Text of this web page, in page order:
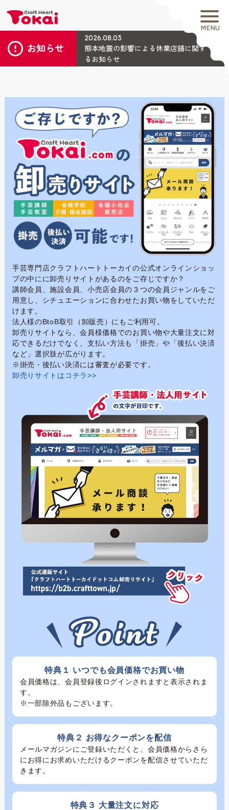
MENU
お知らせ
2026.08.03
熊本地震の影響による休業店舗に関す
るお知らせ
手芸専門店クラフトハートトーカイの公式オンラインショッ
プの中にに卸売りサイトがあるのをご存じですか？
講師会員、施設会員、小売店会員の３つの会員ジャンルをご
用意し、シチュエーションに合わせたお買い物をしていただ
けます。
法人様のBtoB取引（卸販売）にもご利用可。
卸売りサイトなら、会員様価格でのお買い物や大量注文に対
応できるだけでなく、支払い方法も「掛売」や「後払い決済
など」選択肢が広がります。
※掛売・後払い決済には審査が必要です。
卸売りサイトはコチラ>>
特典１ いつでも会員価格でお買い物
会員価格は、会員登録後ログインされますと表示されま
す。
※一部除外品もございます。
特典２ お得なクーポンを配信
メールマガジンにご登録いただくと、会員価格からさら
にお得にお求めいただけるクーポンを配信させていただ
きます。
特典３ 大量注文に対応